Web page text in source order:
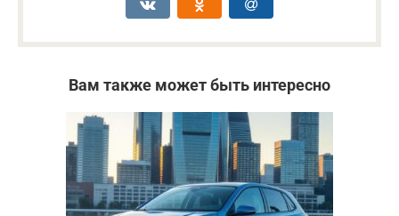
Вам также может быть интересно